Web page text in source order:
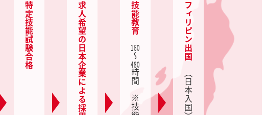
特定技能試験合格 求人希望の日本企業による採用面接 技能教育
160
～
480
フィリピン出国
（日本入国）